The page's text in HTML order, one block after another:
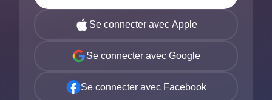
Se connecter avec Apple
Se connecter avec Google
Se connecter avec Facebook